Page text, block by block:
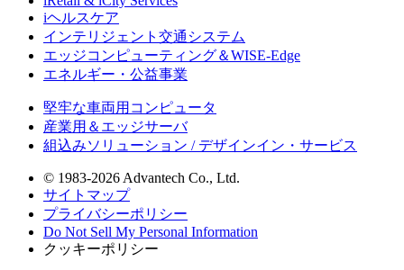
iヘルスケア
インテリジェント交通システム
エッジコンピューティング＆WISE-Edge
エネルギー・公益事業
堅牢な車両用コンピュータ
産業用＆エッジサーバ
組込みソリューション / デザインイン・サービス
© 1983-2026 Advantech Co., Ltd.
サイトマップ
プライバシーポリシー
Do Not Sell My Personal Information
クッキーポリシー